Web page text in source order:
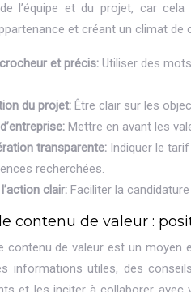
l’équipe et du projet, car
et créant un climat de
et précis: Utiliser des
du projet: Être clair sur les
Mettre en avant les
transparente: Indiquer le
recherchées.
clair: Faciliter la
contenu de valeur :
contenu de valeur est un moyen
informations utiles, des